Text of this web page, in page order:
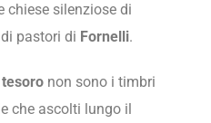
chiese silenziose di
pastori di Fornelli.
non sono i timbri
che ascolti lungo il